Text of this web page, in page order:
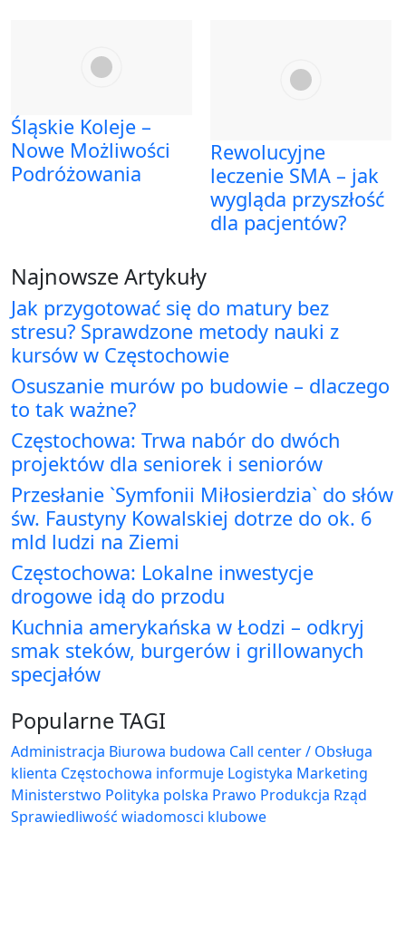
Śląskie Koleje –
Nowe Możliwości
Podróżowania
Rewolucyjne
leczenie SMA – jak
wygląda przyszłość
dla pacjentów?
Najnowsze Artykuły
Jak przygotować się do matury bez
stresu? Sprawdzone metody nauki z
kursów w Częstochowie
Osuszanie murów po budowie – dlaczego
to tak ważne?
Częstochowa: Trwa nabór do dwóch
projektów dla seniorek i seniorów
Przesłanie `Symfonii Miłosierdzia` do słów
św. Faustyny Kowalskiej dotrze do ok. 6
mld ludzi na Ziemi
Częstochowa: Lokalne inwestycje
drogowe idą do przodu
Kuchnia amerykańska w Łodzi – odkryj
smak steków, burgerów i grillowanych
specjałów
Popularne TAGI
Administracja Biurowa budowa Call center / Obsługa
klienta Częstochowa informuje Logistyka Marketing
Ministerstwo Polityka polska Prawo Produkcja Rząd
Sprawiedliwość wiadomosci klubowe